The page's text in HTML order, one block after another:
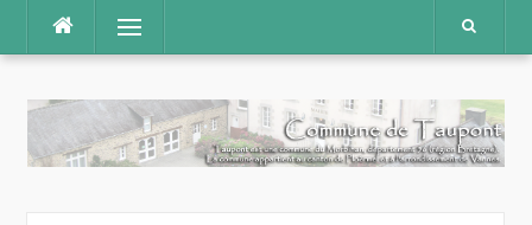
contenu
Menu